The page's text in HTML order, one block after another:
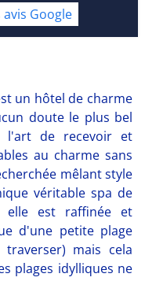
un hôtel de charme
doute le plus bel
l'art de recevoir et
au charme sans
mêlant style
véritable spa de
elle est raffinée et
d'une petite plage
mais cela
plages idylliques ne
avis Google